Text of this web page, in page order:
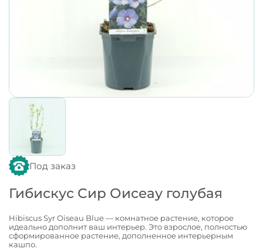
Под заказ
Гибискус Сир Оисеау голубая
Hibiscus Syr Oiseau Blue — комнатное растение, которое
идеально дополнит ваш интерьер. Это взрослое, полностью
сформированное растение, дополненное интерьерным
кашпо.